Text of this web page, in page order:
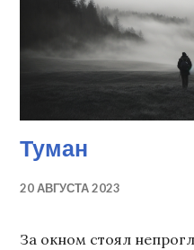
Туман
20 АВГУСТА 2023
За окном стоял